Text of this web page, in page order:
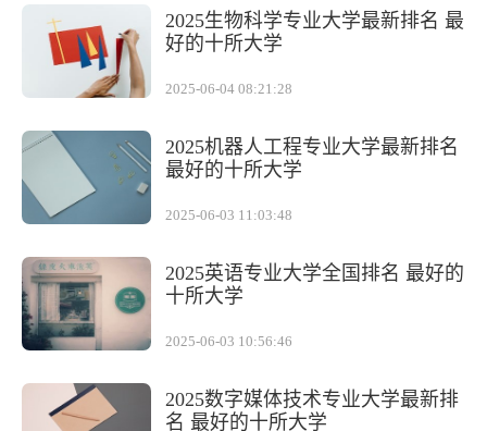
2025生物科学专业大学最新排名 最
好的十所大学
2025-06-04 08:21:28
2025机器人工程专业大学最新排名
最好的十所大学
2025-06-03 11:03:48
2025英语专业大学全国排名 最好的
十所大学
2025-06-03 10:56:46
2025数字媒体技术专业大学最新排
名 最好的十所大学